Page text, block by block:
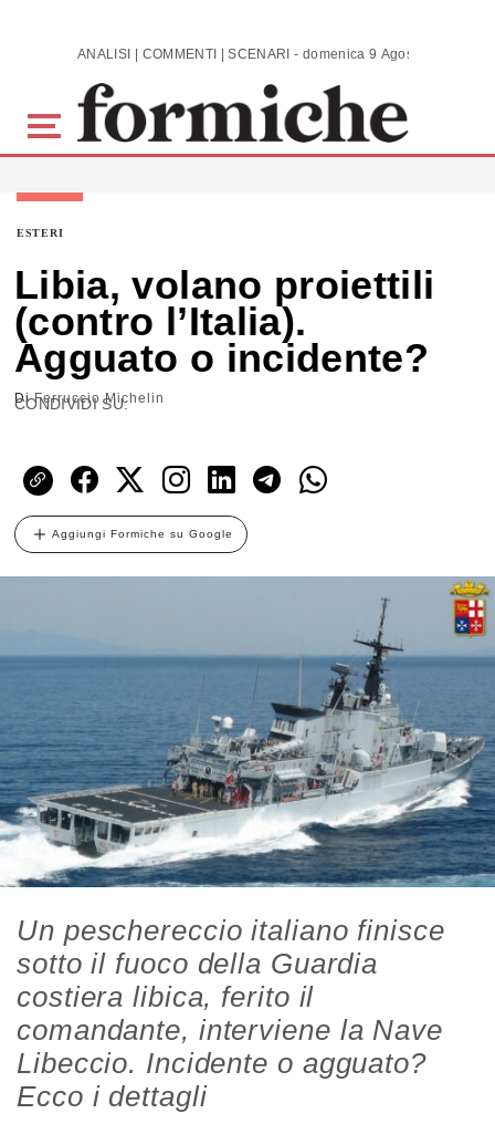
Skip to main content ANALISI | COMMENTI | SCENARI - domenica 9 Agosto 2026
ESTERI
Libia, volano proiettili
(contro l’Italia).
Agguato o incidente?
DiFerruccio Michelin
CONDIVIDI SU:
Aggiungi Formiche su Google
Un peschereccio italiano finisce
sotto il fuoco della Guardia
costiera libica, ferito il
comandante, interviene la Nave
Libeccio. Incidente o agguato?
Ecco i dettagli